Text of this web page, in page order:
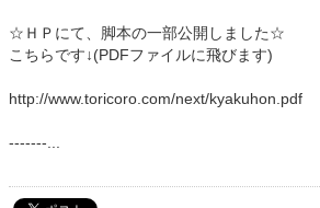
☆ＨＰにて、脚本の一部公開しました☆
こちらです↓(PDFファイルに飛びます)
http://www.toricoro.com/next/kyakuhon.pdf
-------...